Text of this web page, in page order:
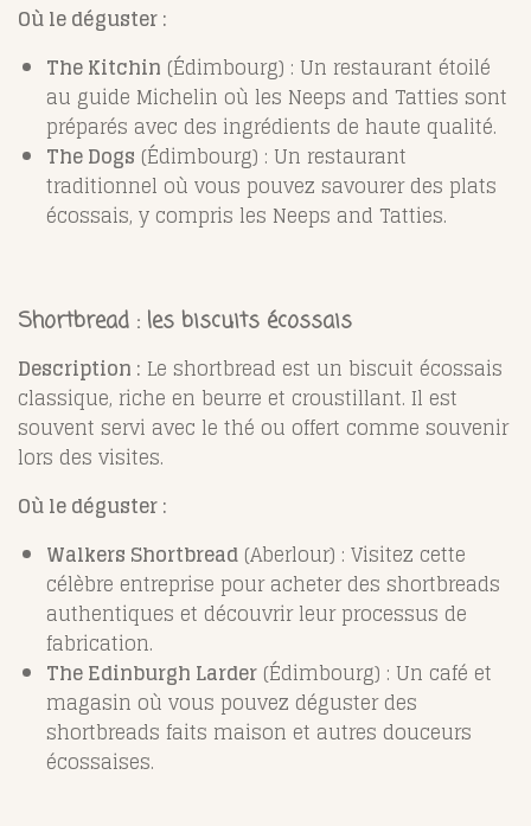
Où le déguster :
The Kitchin (Édimbourg) : Un restaurant étoilé
au guide Michelin où les Neeps and Tatties sont
préparés avec des ingrédients de haute qualité.
The Dogs (Édimbourg) : Un restaurant
traditionnel où vous pouvez savourer des plats
écossais, y compris les Neeps and Tatties.
Shortbread : les biscuits écossais
Description : Le shortbread est un biscuit écossais
classique, riche en beurre et croustillant. Il est
souvent servi avec le thé ou offert comme souvenir
lors des visites.
Où le déguster :
Walkers Shortbread (Aberlour) : Visitez cette
célèbre entreprise pour acheter des shortbreads
authentiques et découvrir leur processus de
fabrication.
The Edinburgh Larder (Édimbourg) : Un café et
magasin où vous pouvez déguster des
shortbreads faits maison et autres douceurs
écossaises.